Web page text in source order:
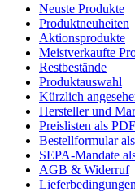
Neuste Produkte
Produktneuheiten
Aktionsprodukte
Meistverkaufte
Restbestände
Produktauswahl
Kürzlich
Hersteller und
Preislisten als PDF
Bestellformular
SEPA-Mandate
AGB & Widerruf
Lieferbedingungen